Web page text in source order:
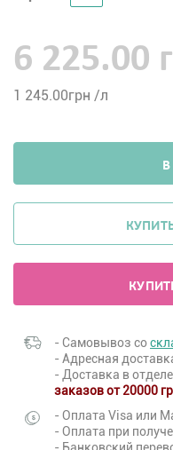
6 225.00
1 245.00грн /л
- Самовывоз со
- Адресная
- Доставка в
заказов от 20000
- Оплата Visa или
- Оплата при